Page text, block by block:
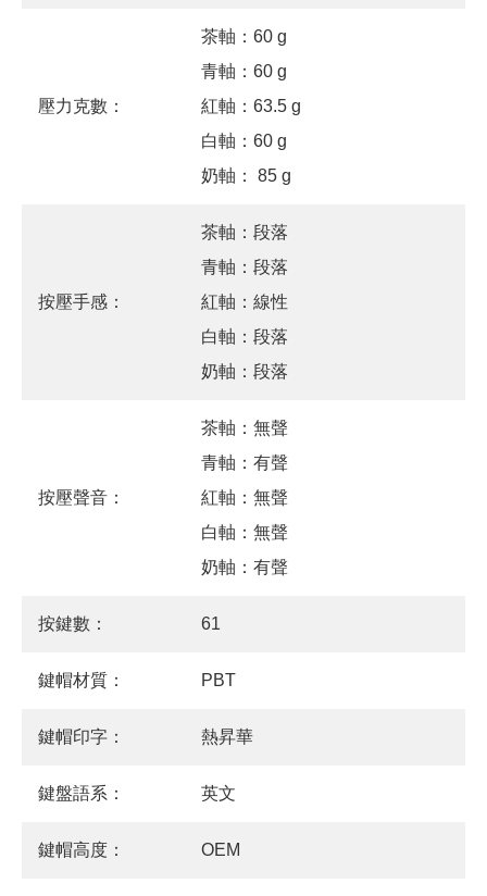
壓力克數：
茶軸：60 g
青軸：60 g
紅軸：63.5 g
白軸：60 g
奶軸： 85 g
按壓手感：
茶軸：段落
青軸：段落
紅軸：線性
白軸：段落
奶軸：段落
按壓聲音：
茶軸：無聲
青軸：有聲
紅軸：無聲
白軸：無聲
奶軸：有聲
按鍵數： 61
鍵帽材質： PBT
鍵帽印字： 熱昇華
鍵盤語系： 英文
鍵帽高度： OEM